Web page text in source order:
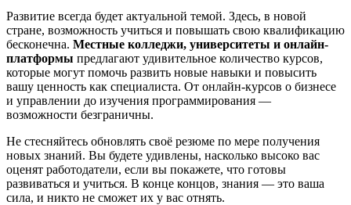
Развитие всегда будет актуальной темой. Здесь, в новой
стране, возможность учиться и повышать свою квалификацию
бесконечна. Местные колледжи, университеты и онлайн-
платформы предлагают удивительное количество курсов,
которые могут помочь развить новые навыки и повысить
вашу ценность как специалиста. От онлайн-курсов о бизнесе
и управлении до изучения программирования —
возможности безграничны.
Не стесняйтесь обновлять своё резюме по мере получения
новых знаний. Вы будете удивлены, насколько высоко вас
оценят работодатели, если вы покажете, что готовы
развиваться и учиться. В конце концов, знания — это ваша
сила, и никто не сможет их у вас отнять.